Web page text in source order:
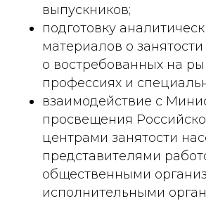
выпускников;
подготовку
материалов о
о востребованных на
профессиях и
взаимодействие с
просвещения
центрами занятости
представителями
общественными
исполнительными